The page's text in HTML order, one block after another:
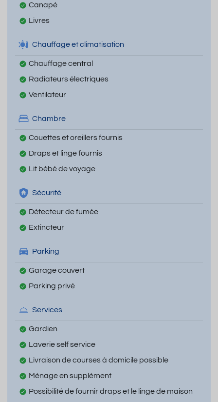
Canapé
Livres
Chauffage et climatisation
Chauffage central
Radiateurs électriques
Ventilateur
Chambre
Couettes et oreillers fournis
Draps et linge fournis
Lit bébé de voyage
Sécurité
Détecteur de fumée
Extincteur
Parking
Garage couvert
Parking privé
Services
Gardien
Laverie self service
Livraison de courses à domicile possible
Ménage en supplément
Possibilité de fournir draps et le linge de maison